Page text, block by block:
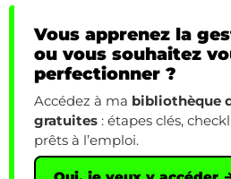
Vous apprenez la
ou vous souhaitez
perfectionner ?
Accédez à ma bibliothèque
gratuites : étapes clés,
prêts à l’emploi.